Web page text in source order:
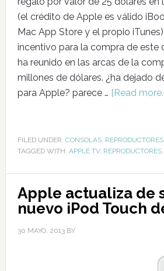
(el crédito de Apple es válido
Mac App Store y el propio
incentivo para la compra de este
ha reunido en las arcas de la
millones de dólares. ¿ha dejado
para Apple? parece … [Read
FILED UNDER: CONSOLAS, REPRODUCTORES
TAGGED WITH: APPLE TV, REPRODUCTORES,
Apple actualiza de
nuevo iPod Touch
30 MAYO, 2013BY